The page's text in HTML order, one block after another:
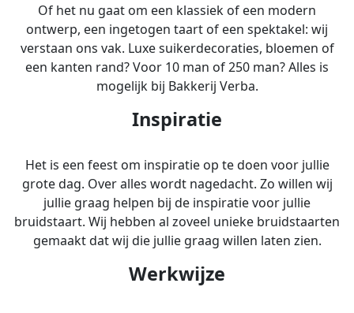
Of het nu gaat om een klassiek of een modern
ontwerp, een ingetogen taart of een spektakel: wij
verstaan ons vak. Luxe suikerdecoraties, bloemen of
een kanten rand? Voor 10 man of 250 man? Alles is
mogelijk bij Bakkerij Verba.
Inspiratie
Het is een feest om inspiratie op te doen voor jullie
grote dag. Over alles wordt nagedacht. Zo willen wij
jullie graag helpen bij de inspiratie voor jullie
bruidstaart. Wij hebben al zoveel unieke bruidstaarten
gemaakt dat wij die jullie graag willen laten zien.
Werkwijze